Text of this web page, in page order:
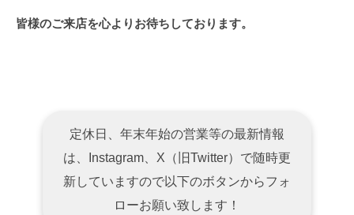
皆様のご来店を心よりお待ちしております。
定休日、年末年始の営業等の最新情報
は、Instagram、X（旧Twitter）で随時更
新していますので以下のボタンからフォ
ローお願い致します！